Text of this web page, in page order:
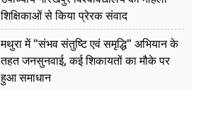
शिक्षिकाओं से किया प्रेरक संवाद
मथुरा में "संभव संतुष्टि एवं समृद्धि" अभियान के
तहत जनसुनवाई, कई शिकायतों का मौके पर
हुआ समाधान